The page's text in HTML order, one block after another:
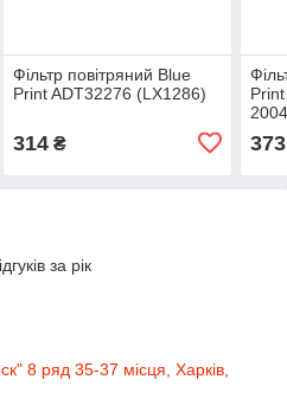
Фільтр повітряний Blue
Print ADT32276 (LX1286)
314₴ 373
за рік
8 ряд 35-37 місця, Харків,